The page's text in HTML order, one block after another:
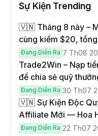
Sự Kiện Trending
🇻🇳 Tháng 8 này –
cùng kiếm $20,
đến $1,000
Đang Diễn Ra 7 Th08
Trade2Win – Nạp
để chia sẻ quỹ
USDT
Đang Diễn Ra 30 Th07
🇻🇳 Sự Kiện Độc
Affiliate Mới — Hoa
Hoàn Phí Qua Đêm
Đang Diễn Ra 22 Th07